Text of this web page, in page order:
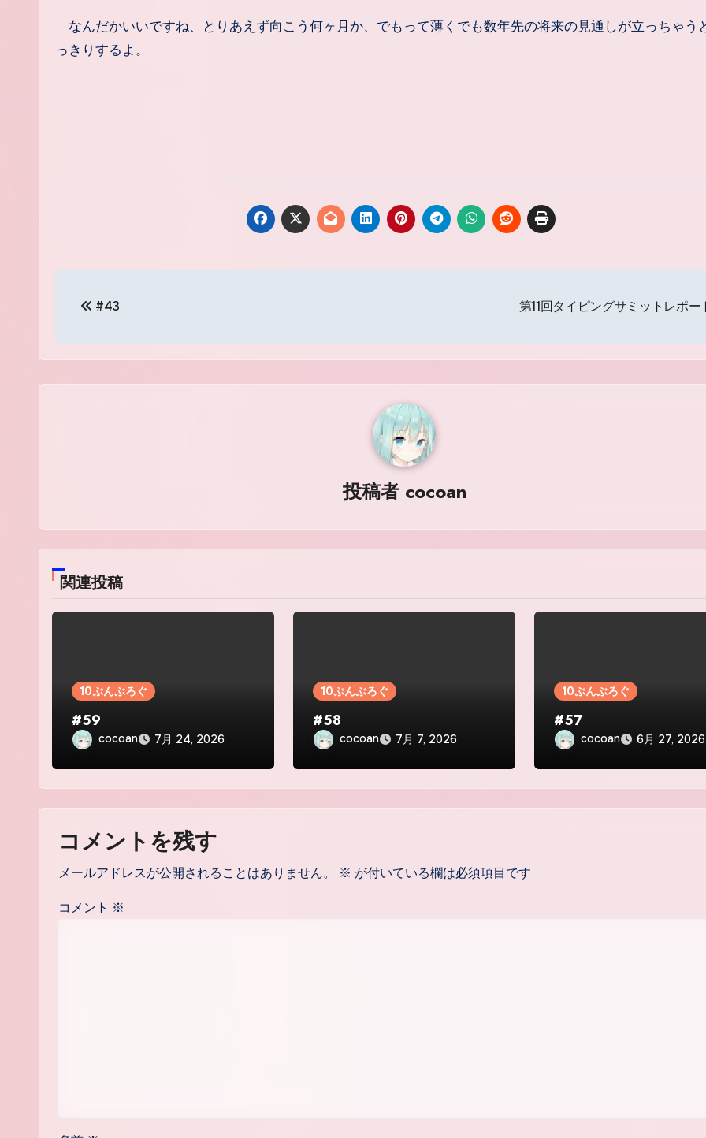
なんだかいいですね、とりあえず向こう何ヶ月か、でもって薄くでも数年先の将来の見通しが立っちゃう
っきりするよ。
ビ
ン
#43 第11回タイピングサミットレポ
投稿者 cocoan
関連投稿
10ぷんぶろぐ
#59
cocoan 7月 24, 2026
10ぷんぶろぐ
#58
cocoan 7月 7, 2026
10ぷんぶろぐ
#57
cocoan 6月 27, 2026
コメントを残す
メールアドレスが公開されることはありません。 ※ が付いている欄は必須項目です
コメント ※